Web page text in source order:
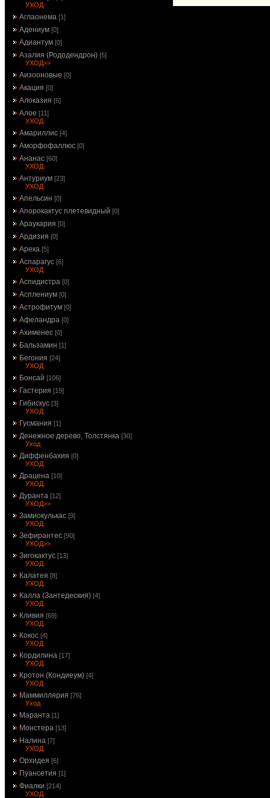
УХОД
Аглаонема [1]
Адениум [0]
Адиантум [0]
Азалия (Рододендрон) [5]
УХОД>>
Аизооновые [0]
Акация [0]
Алоказия [6]
Алое [11]
УХОД
Амариллис [4]
Аморфофаллюс [0]
Ананас [60]
УХОД
Антуриум [23]
УХОД
Апельсин [0]
Апорокактус плетевидный [0]
Араукария [0]
Ардизия [0]
Арека [5]
Аспарагус [6]
УХОД
Аспидистра [0]
Асплениум [0]
Астрофитум [0]
Афеландра [0]
Ахименес [0]
Бальзамин [1]
Бегония [24]
УХОД
Бонсай [106]
Гастерия [19]
Гибискус [3]
УХОД
Гусмания [1]
Денежное дерево, Толстянка [30]
Уход
Диффенбахия [0]
УХОД
Драцена [10]
УХОД
Дуранта [12]
УХОД>>
Замиокулькас [9]
УХОД
Зефирантес [90]
УХОД>>
Зигокактус [13]
УХОД
Калатея [8]
УХОД
Калла (Зантедеския) [4]
УХОД
Кливия [69]
УХОД
Кокос [4]
УХОД
Кордилина [17]
УХОД
Кротон (Кондиеум) [4]
УХОД
Маммиллярия [76]
Уход
Маранта [1]
Монстера [13]
Налина [7]
УХОД
Орхидея [6]
Пуансетия [1]
Фиалки [214]
УХОД